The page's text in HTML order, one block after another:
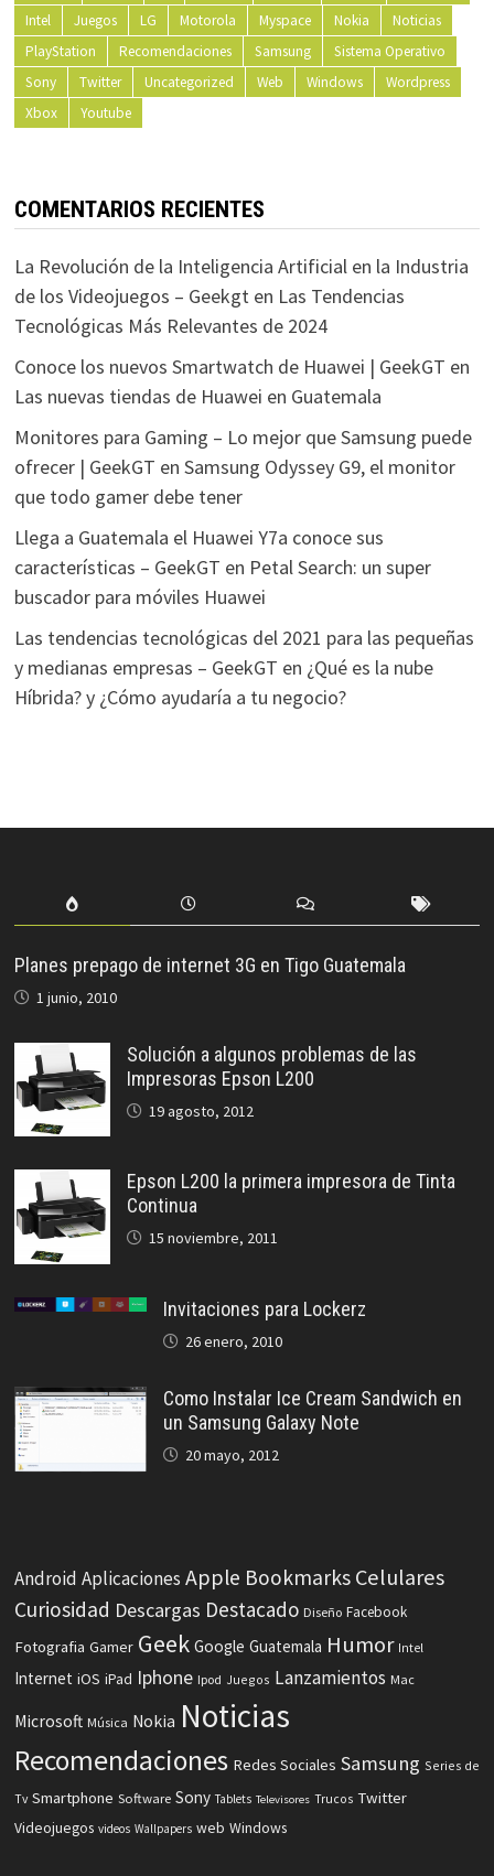
Intel
Juegos LG Motorola Myspace Nokia
Noticias
PlayStation
Recomendaciones Samsung
Sistema Operativo
Sony
Twitter Uncategorized Web Windows
Wordpress
Xbox
Youtube
COMENTARIOS RECIENTES
La Revolución de la Inteligencia Artificial en la Industria
de los Videojuegos – Geekgten Las Tendencias
Tecnológicas Más Relevantes de 2024
Conoce los nuevos Smartwatch de Huawei | GeekGT en
Las nuevas tiendas de Huawei en Guatemala
Monitores para Gaming – Lo mejor que Samsung puede
ofrecer | GeekGT en Samsung Odyssey G9, el monitor
que todo gamer debe tener
Llega a Guatemala el Huawei Y7a conoce sus
características – GeekGT en Petal Search: un super
buscador para móviles Huawei
Las tendencias tecnológicas del 2021 para las pequeñas
y medianas empresas – GeekGT en ¿Qué es la nube
Híbrida? y ¿Cómo ayudaría a tu negocio?
Planes prepago de internet 3G en Tigo Guatemala
1 junio, 2010
Solución a algunos problemas de las
Impresoras Epson L200
19 agosto, 2012
Epson L200 la primera impresora de Tinta
Continua
15 noviembre, 2011
Invitaciones para Lockerz
26 enero, 2010
Como Instalar Ice Cream Sandwich en
un Samsung Galaxy Note
20 mayo, 2012
Android Aplicaciones Apple Bookmarks Celulares
Curiosidad Descargas Destacado Diseño Facebook
Fotografia Gamer Geek Google Guatemala Humor Intel
Internet iOS iPad Iphone Ipod Juegos Lanzamientos Mac
Microsoft Música Nokia Noticias
Recomendaciones Redes Sociales Samsung Series de
Tv Smartphone Software Sony Tablets Televisores Trucos Twitter
Videojuegos videos Wallpapers web Windows